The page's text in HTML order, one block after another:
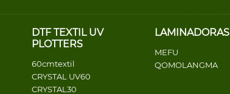
DTF TEXTIL UV
PLOTTERS
60cmtextil
CRYSTAL UV60
CRYSTAL30
LAMINADORAS
MEFU
QOMOLANGMA